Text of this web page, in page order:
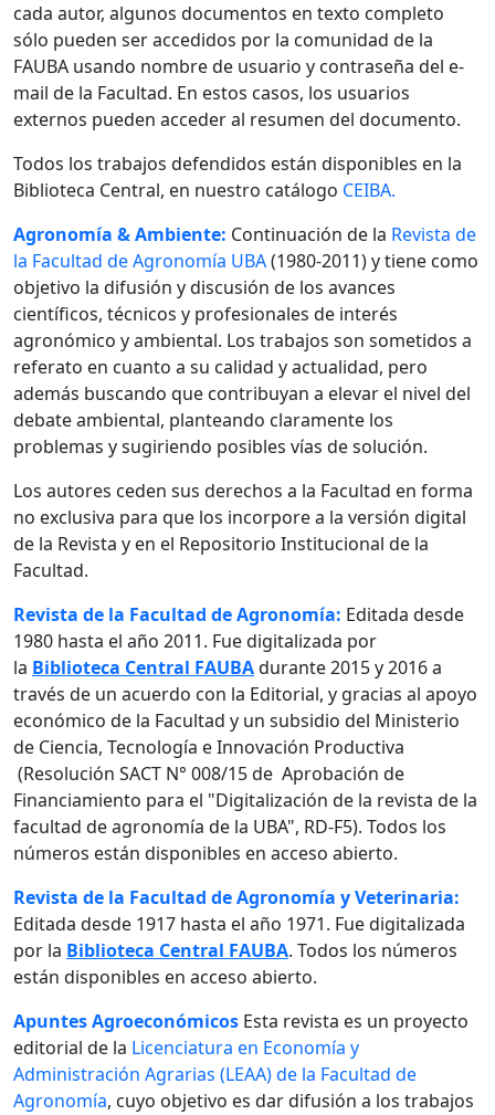
cada autor, algunos documentos en texto completo
sólo pueden ser accedidos por la comunidad de la
FAUBA usando nombre de usuario y contraseña del e-
mail de la Facultad. En estos casos, los usuarios
externos pueden acceder al resumen del documento.
Todos los trabajos defendidos están disponibles en la
Biblioteca Central, en nuestro catálogo CEIBA.
Agronomía & Ambiente: Continuación de la Revista de
la Facultad de Agronomía UBA(1980-2011) y tiene como
objetivo la difusión y discusión de los avances
científicos, técnicos y profesionales de interés
agronómico y ambiental. Los trabajos son sometidos a
referato en cuanto a su calidad y actualidad, pero
además buscando que contribuyan a elevar el nivel del
debate ambiental, planteando claramente los
problemas y sugiriendo posibles vías de solución.
Los autores ceden sus derechos a la Facultad en forma
no exclusiva para que los incorpore a la versión digital
de la Revista y en el Repositorio Institucional de la
Facultad.
Revista de la Facultad de Agronomía: Editada desde
1980 hasta el año 2011. Fue digitalizada por
la Biblioteca Central FAUBAdurante 2015 y 2016 a
través de un acuerdo con la Editorial, y gracias al apoyo
económico de la Facultad y un subsidio del Ministerio
de Ciencia, Tecnología e Innovación Productiva
(Resolución SACT N° 008/15 de Aprobación de
Financiamiento para el "Digitalización de la revista de la
facultad de agronomía de la UBA", RD-F5). Todos los
números están disponibles en acceso abierto.
Revista de la Facultad de Agronomía y Veterinaria:
Editada desde 1917 hasta el año 1971. Fue digitalizada
por la Biblioteca Central FAUBA. Todos los números
están disponibles en acceso abierto.
Apuntes Agroeconómicos Esta revista es un proyecto
editorial de la Licenciatura en Economía y
Administración Agrarias (LEAA) de la Facultad de
Agronomía, cuyo objetivo es dar difusión a los trabajos